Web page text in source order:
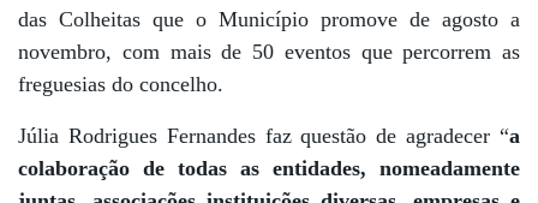
das Colheitas que o Município promove de agosto a
novembro, com mais de 50 eventos que percorrem as
freguesias do concelho.
Júlia Rodrigues Fernandes faz questão de agradecer “a
colaboração de todas as entidades, nomeadamente